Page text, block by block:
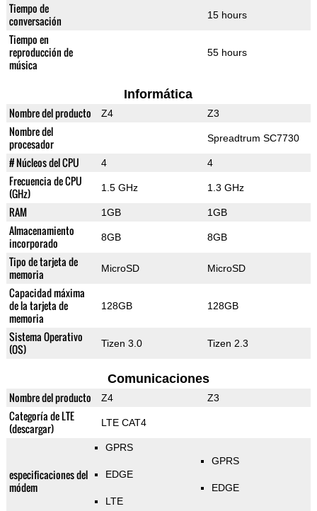
Tiempo de
conversación
15 hours
Tiempo en
reproducción de
música
55 hours
Informática
Nombre del producto Z4 Z3
Nombre del
procesador
Spreadtrum SC7730
# Núcleos del CPU 4 4
Frecuencia de CPU
(GHz)
1.5 GHz 1.3 GHz
RAM 1GB 1GB
Almacenamiento
incorporado
8GB 8GB
Tipo de tarjeta de
memoria
MicroSD MicroSD
Capacidad máxima
de la tarjeta de
memoria
128GB 128GB
Sistema Operativo
(OS)
Tizen 3.0 Tizen 2.3
Comunicaciones
Nombre del producto Z4 Z3
Categoría de LTE
(descargar)
LTE CAT4
especificaciones del
módem
GPRS
EDGE
LTE
GPRS
EDGE